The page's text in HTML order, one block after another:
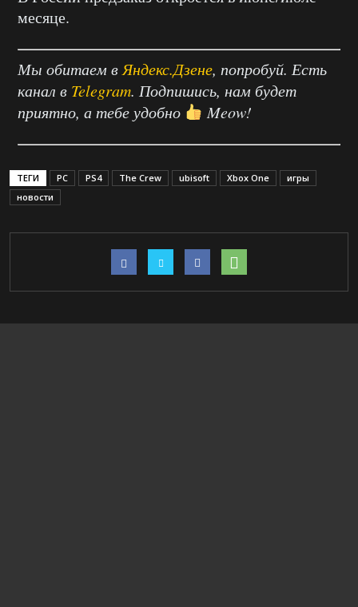
месяце.
Мы обитаем в Яндекс.Дзене, попробуй. Есть
канал в Telegram. Подпишись, нам будет
приятно, а тебе удобно
Meow!
ТЕГИ PC PS4 The Crew ubisoft Xbox One
игры
новости